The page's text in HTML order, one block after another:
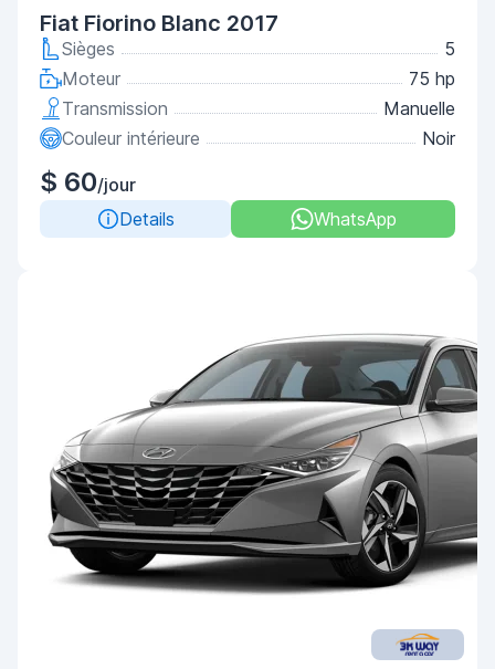
Fiat Fiorino Blanc 2017
Sièges
5
Moteur
75 hp
Transmission
Manuelle
Couleur intérieure
Noir
$ 60/jour
Details
WhatsApp